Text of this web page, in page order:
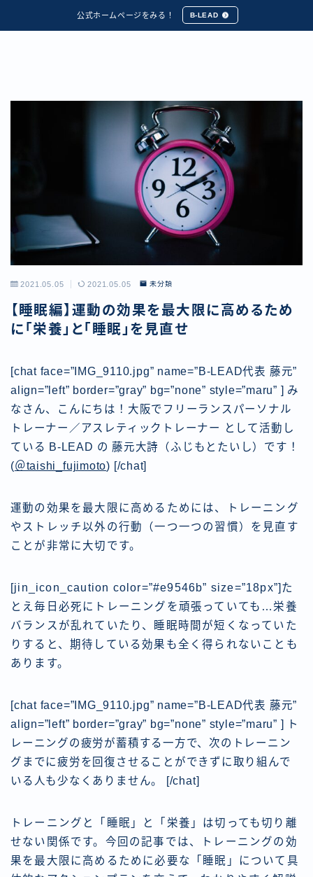
公式ホームページをみる！ B-LEAD
2021.05.05 2021.05.05 未分類
【睡眠編】運動の効果を最大限に高めるため
に「栄養」と「睡眠」を見直せ
[chat face=”IMG_9110.jpg” name=”B-LEAD代表 藤元”
align=”left” border=”gray” bg=”none” style=”maru” ] み
なさん、こんにちは！大阪でフリーランスパーソナル
トレーナー／アスレティックトレーナー として活動し
ている B-LEAD の 藤元大詩（ふじもとたいし）です！
(＠taishi_fujimoto) [/chat]
運動の効果を最大限に高めるためには、トレーニング
やストレッチ以外の行動（一つ一つの習慣）を見直す
ことが非常に大切です。
[jin_icon_caution color=”#e9546b” size=”18px”]た
とえ毎日必死にトレーニングを頑張っていても…栄養
バランスが乱れていたり、睡眠時間が短くなっていた
りすると、期待している効果も全く得られないことも
あります。
[chat face=”IMG_9110.jpg” name=”B-LEAD代表 藤元”
align=”left” border=”gray” bg=”none” style=”maru” ] ト
レーニングの疲労が蓄積する一方で、次のトレーニン
グまでに疲労を回復させることができずに取り組んで
いる人も少なくありません。
[/chat]
トレーニングと「睡眠」と「栄養」は切っても切り離
せない関係です。今回の記事では、トレーニングの効
果を最大限に高めるために必要な「睡眠」について具